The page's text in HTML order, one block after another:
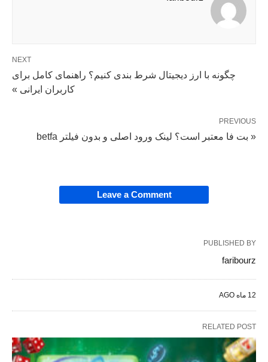
NEXT
چگونه با ارز دیجیتال شرط بندی کنیم؟ راهنمای کامل برای
کاربران ایرانی »
PREVIOUS
« بت فا معتبر است؟ لینک ورود اصلی و بدون فیلتر betfa
Leave a Comment
PUBLISHED BY
faribourz
12 ماه AGO
RELATED POST